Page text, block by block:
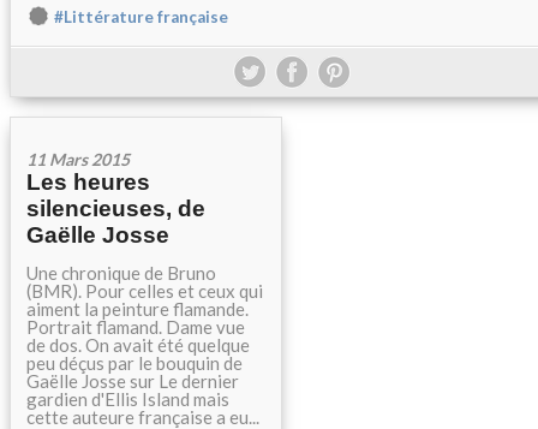
#Littérature française
11 Mars 2015
Les heures
silencieuses, de
Gaëlle Josse
Une chronique de Bruno
(BMR). Pour celles et ceux qui
aiment la peinture flamande.
Portrait flamand. Dame vue
de dos. On avait été quelque
peu déçus par le bouquin de
Gaëlle Josse sur Le dernier
gardien d'Ellis Island mais
cette auteure française a eu...